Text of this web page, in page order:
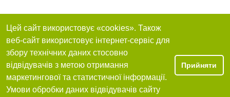
Цей сайт використовує «cookies». Також
веб-сайт використовує інтернет-сервіс для
збору технічних даних стосовно
відвідувачів з метою отримання
маркетингової та статистичної інформації.
Умови обробки даних відвідувачів сайту
Прийняти